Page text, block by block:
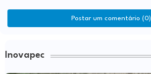
Postar um comentário (0)
Inovapec